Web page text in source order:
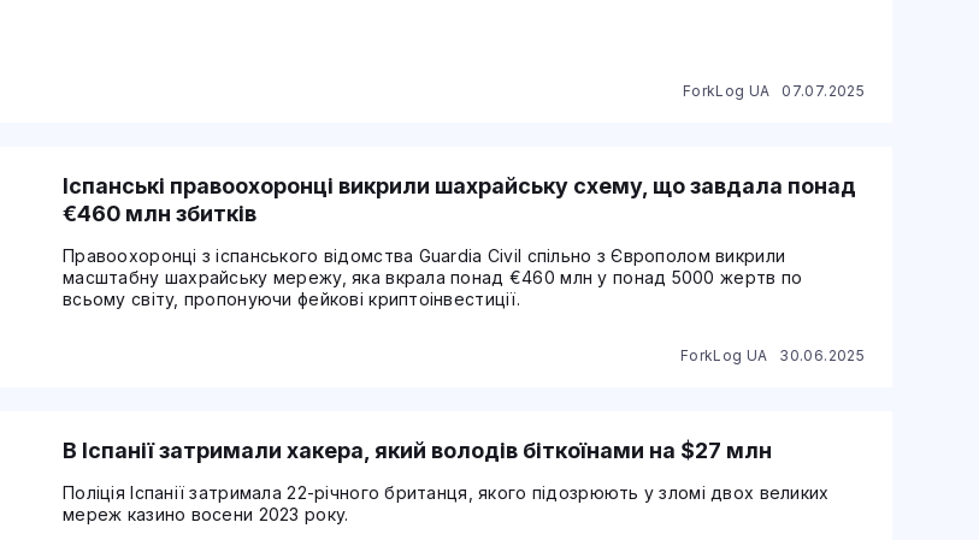
ForkLog UA 07.07.2025
Іспанські правоохоронці викрили шахрайську схему, що завдала понад
€460 млн збитків
Правоохоронці з іспанського відомства Guardia Civil спільно з Європолом викрили
масштабну шахрайську мережу, яка вкрала понад €460 млн у понад 5000 жертв по
всьому світу, пропонуючи фейкові криптоінвестиції.
ForkLog UA 30.06.2025
В Іспанії затримали хакера, який володів біткоїнами на $27 млн
Поліція Іспанії затримала 22-річного британця, якого підозрюють у зломі двох великих
мереж казино восени 2023 року.